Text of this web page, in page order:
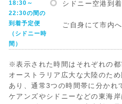
18:30～
22:30の間の
到着予定便
（シドニー時
間）
シドニー空港到着
ご自身にて市内へ
※表示された時間はそれぞれの都
オーストラリア広大な大陸のた
あり、通常3つの時間帯に分かれ
ケアンズやシドニーなどの東海